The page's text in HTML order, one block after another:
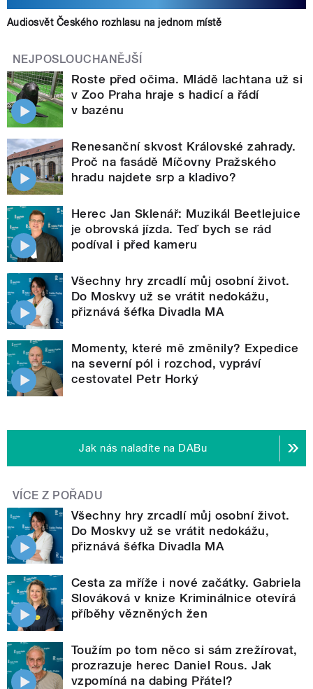
Audiosvět Českého rozhlasu na jednom místě
NEJPOSLOUCHANĚJŠÍ
Roste před očima. Mládě lachtana už si
v Zoo Praha hraje s hadicí a řádí
v bazénu
Renesanční skvost Královské zahrady.
Proč na fasádě Míčovny Pražského
hradu najdete srp a kladivo?
Herec Jan Sklenář: Muzikál Beetlejuice
je obrovská jízda. Teď bych se rád
podíval i před kameru
Všechny hry zrcadlí můj osobní život.
Do Moskvy už se vrátit nedokážu,
přiznává šéfka Divadla MA
Momenty, které mě změnily? Expedice
na severní pól i rozchod, vypráví
cestovatel Petr Horký
Jak nás naladíte na DABu
VÍCE Z POŘADU
Všechny hry zrcadlí můj osobní život.
Do Moskvy už se vrátit nedokážu,
přiznává šéfka Divadla MA
Cesta za mříže i nové začátky. Gabriela
Slováková v knize Kriminálnice otevírá
příběhy vězněných žen
Toužím po tom něco si sám zrežírovat,
prozrazuje herec Daniel Rous. Jak
vzpomíná na dabing Přátel?